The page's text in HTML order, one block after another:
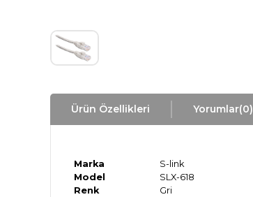
Ürün Özellikleri Yorumlar(0)
Marka
S-link
Model
SLX-618
Renk
Gri